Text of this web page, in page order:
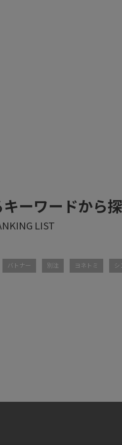
ーワードから
バトナー 別注 ヨネトミ シ